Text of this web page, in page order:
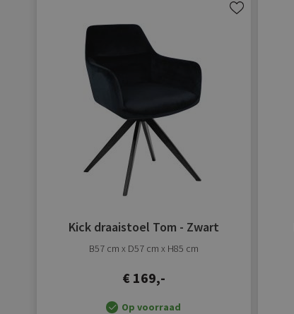
Kick draaistoel Tom - Zwart
B57 cm x D57 cm x H85 cm
€ 169,-
Op voorraad